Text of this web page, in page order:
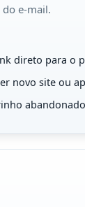
e-mail.
direto para o
novo site ou
abandonado